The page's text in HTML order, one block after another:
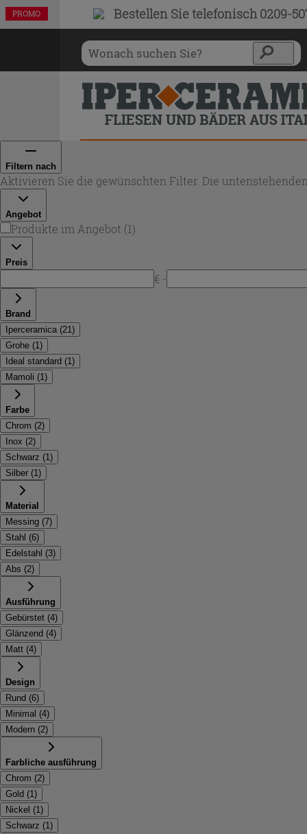
Bestellen Sietelefonisch 0209-
Filtern nach
Aktivieren Sie die gewünschten Filter. Die
Angebot
Produkte im Angebot (1)
Preis
€ -
Brand
Iperceramica (21)
Grohe (1)
Ideal standard (1)
Mamoli (1)
Farbe
Chrom (2)
Inox (2)
Schwarz (1)
Silber (1)
Material
Messing (7)
Stahl (6)
Edelstahl (3)
Abs (2)
Ausführung
Gebürstet (4)
Glänzend (4)
Matt (4)
Design
Rund (6)
Minimal (4)
Modern (2)
Farbliche ausführung
Chrom (2)
Gold (1)
Nickel (1)
Schwarz (1)
PROMO